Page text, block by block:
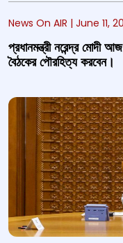
News On AIR | June 11,
প্রধানমন্ত্রী নরেন্দ্র মোদী
বৈঠকের পৌরহিত্য করবেন।